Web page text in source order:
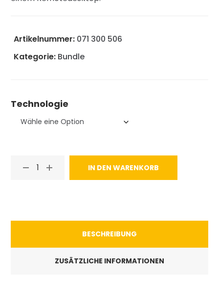
Artikelnummer: 071 300 506
Kategorie: Bundle
Technologie
IN DEN WARENKORB
BESCHREIBUNG
ZUSÄTZLICHE INFORMATIONEN